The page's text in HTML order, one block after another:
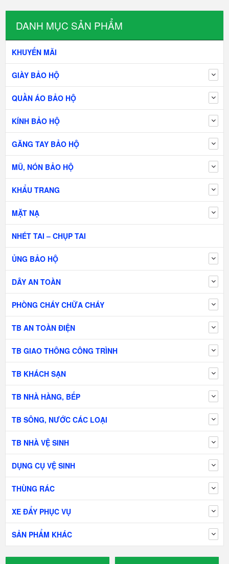
DANH MỤC SẢN PHẨM
KHUYẾN MÃI
GIÀY BẢO HỘ
QUẦN ÁO BẢO HỘ
KÍNH BẢO HỘ
GĂNG TAY BẢO HỘ
MŨ, NÓN BẢO HỘ
KHẨU TRANG
MẶT NẠ
NHÉT TAI – CHỤP TAI
ỦNG BẢO HỘ
DÂY AN TOÀN
PHÒNG CHÁY CHỮA CHÁY
TB AN TOÀN ĐIỆN
TB GIAO THÔNG CÔNG TRÌNH
TB KHÁCH SẠN
TB NHÀ HÀNG, BẾP
TB SÔNG, NƯỚC CÁC LOẠI
TB NHÀ VỆ SINH
DỤNG CỤ VỆ SINH
THÙNG RÁC
XE ĐẨY PHỤC VỤ
SẢN PHẨM KHÁC